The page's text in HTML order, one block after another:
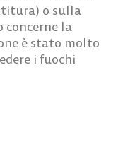
o sulla
concerne la
è stato molto
i fuochi